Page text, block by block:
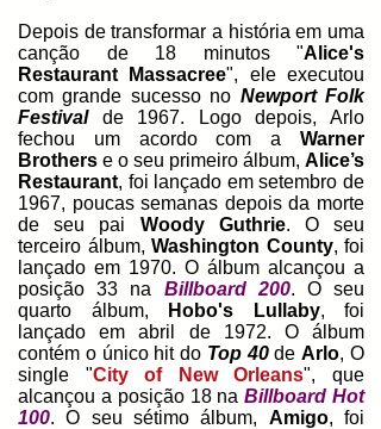
Depois de transformar a história em uma
canção de 18 minutos "Alice's
Restaurant Massacree", ele executou
com grande sucesso no Newport Folk
Festival
de 1967. Logo depois, Arlo
fechou um acordo com a Warner
Brothers e o seu primeiro álbum, Alice’s
Restaurant, foi lançado em setembro de
1967, poucas semanas depois da morte
de seu pai Woody Guthrie. O seu
terceiro álbum, Washington County, foi
lançado em 1970. O álbum alcançou a
posição 33 na Billboard 200. O seu
quarto álbum,
Hobo's Lullaby, foi
lançado em abril de 1972. O álbum
contém o único hit do Top 40deArlo, O
single "City of New Orleans", que
alcançou a posição 18 naBillboard Hot
100. O seu sétimo álbum, Amigo, foi